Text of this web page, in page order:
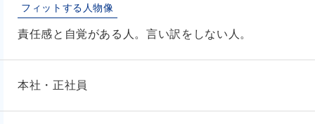
フィットする人物像
責任感と自覚がある人。言い訳をしない人。
本社・正社員